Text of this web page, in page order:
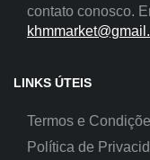
contato conosco.
LINKS ÚTEIS
Termos e
Política de